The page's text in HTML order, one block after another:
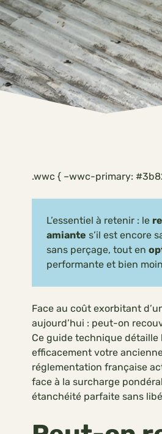
.wwc { –wwc-primary:
L’essentiel à retenir : le
amiante s’il est encore
sans perçage, tout en
performante et bien
Face au coût exorbitant
aujourd’hui : peut-on
Ce guide technique détaille
efficacement votre
réglementation française
face à la surcharge
étanchéité parfaite sans